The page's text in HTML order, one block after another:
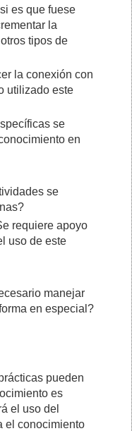
es que fuese
la
tipos de
la conexión con
utilizado este
se
en
se
requiere apoyo
uso de este
manejar
en especial?
pueden
es
el uso del
el conocimiento